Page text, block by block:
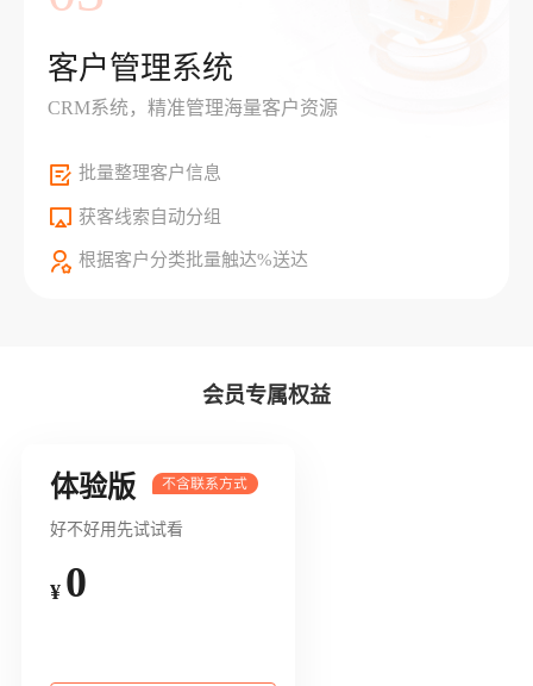
客户管理系统
CRM系统，精准管理海量客户资源
批量整理客户信息
获客线索自动分组
根据客户分类批量触达%送达
会员专属权益
体验版
好不好用先试试看
¥ 0